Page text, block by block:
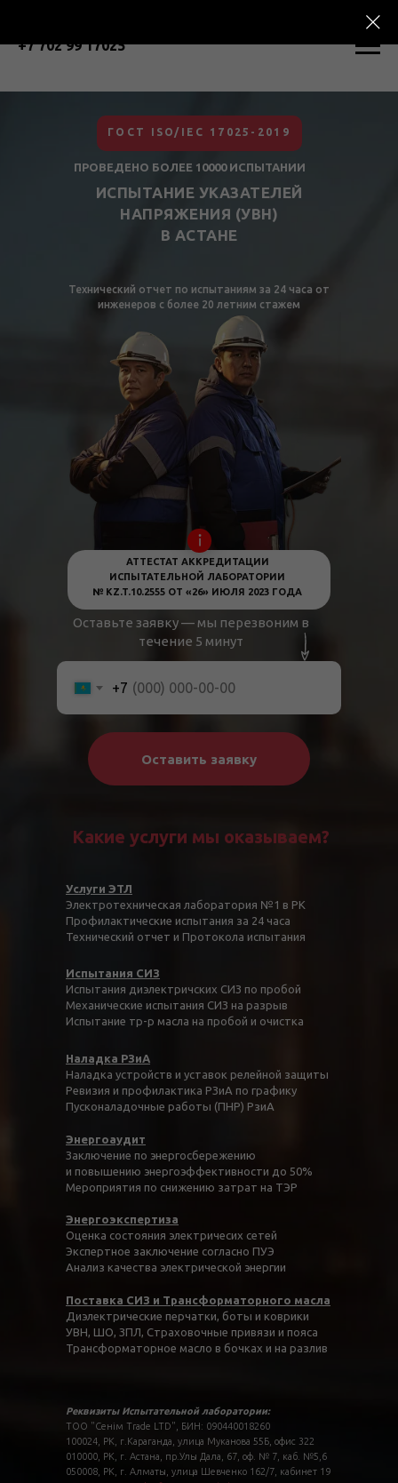
+7 702 99 17025
ПРОВЕДЕНО БОЛЕЕ 10000 ИСПЫТАНИИ
ИСПЫТАНИЕ УКАЗАТЕЛЕЙ
НАПРЯЖЕНИЯ (УВН)
В АСТАНЕ
ГОСТ ISO/IEC 17025-2019
Технический отчет по испытаниям за 24 часа от
инженеров с более 20 летним стажем
Услуги ЭТЛ
Электротехническая лаборатория №1 в РК
Профилактические испытания за 24 часа
Технический отчет и Протокола испытания
Наладка РЗиА
Наладка устройств и уставок релейной защиты
Ревизия и профилактика РЗиА по графику
Пусконаладочные работы (ПНР) РзиА
Энергоаудит
Заключение по энергосбережению
и повышению энергоэффективности до 50%
Мероприятия по снижению затрат на ТЭР
Испытания СИЗ
Испытания диэлектричских СИЗ по пробой
Механические испытания СИЗ на разрыв
Испытание тр-р масла на пробой и очистка
Энергоэкспертиза
Оценка состояния электричесих сетей
Экспертное заключение согласно ПУЭ
Анализ качества электрической энергии
Поставка СИЗ и Трансформаторного масла
Диэлектрические перчатки, боты и коврики
УВН, ШО, ЗПЛ, Страховочные привязи и пояса
Трансформаторное масло в бочках и на разлив
Какие услуги мы оказываем?
АТТЕСТАТ АККРЕДИТАЦИИ
ИСПЫТАТЕЛЬНОЙ ЛАБОРАТОРИИ
№ KZ.T.10.2555 ОТ «26» ИЮЛЯ 2023 ГОДА
+7
Оставить заявку
Оставьте заявку — мы перезвоним в
течение 5 минут
Реквизиты Испытательной лаборатории:
ТОО "Сенім Trade LTD", БИН: 090440018260
100024, РК, г.Караганда, улица Муканова 55Б, офис 322
010000, РК, г. Астана, пр.Улы Дала, 67, оф. № 7, каб. №5,6
050008, РК, г. Алматы, улица Шевченко 162/7, кабинет 19